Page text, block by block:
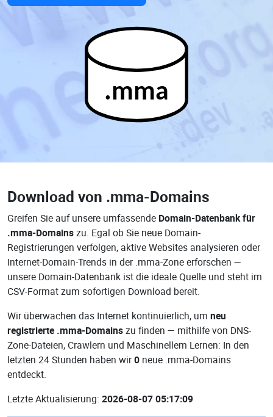
.mma
Download von .mma-Domains
Greifen Sie auf unsere umfassende Domain-Datenbank für
.mma-Domainszu. Egal ob Sie neue Domain-
Registrierungen verfolgen, aktive Websites analysieren oder
Internet-Domain-Trends in der .mma-Zone erforschen —
unsere Domain-Datenbank ist die ideale Quelle und steht im
CSV-Format zum sofortigen Download bereit.
Wir überwachen das Internet kontinuierlich, um neu
registrierte .mma-Domainszu finden — mithilfe von DNS-
Zone-Dateien, Crawlern und Maschinellem Lernen: In den
letzten 24 Stunden haben wir0 neue .mma-Domains
entdeckt.
Letzte Aktualisierung: 2026-08-07 05:17:09